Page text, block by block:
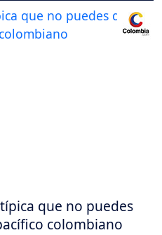
que no puedes
colombiano